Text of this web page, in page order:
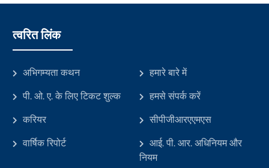
त्वरित लिंक
अभिगम्यता कथन
हमारे बारे में
पी. ओ. ए. के लिए टिकट शुल्क
हमसे संपर्क करें
करियर
सीपीजीआरएएमएस
वार्षिक रिपोर्ट
आई. पी. आर. अधिनियम और
नियम